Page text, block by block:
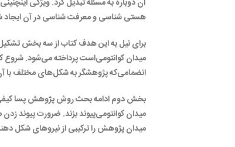
هستی شناسی و معرفت شناسی در آن ایجاد
برای نیل به این هدف کتاب از سه بخش
میدان کوانتومی‌است پرداخته می‌شود.
انضمامی‌که پژوهشگر به شکل‌های مختلف
بخش دوم ادامه بحث روش پژوهش پسا کیفی
میدان کوانتومی‌پیوند بزند. ضرورت پیوند
میدان پژوهش را ترکیبی از نیروهای شکل